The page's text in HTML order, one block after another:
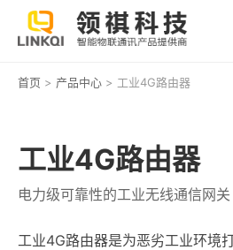
首页 > 产品中心 > 工业4G路由器
工业4G路由器
电力级可靠性的工业无线通信网关
工业4G路由器是为恶劣工业环境